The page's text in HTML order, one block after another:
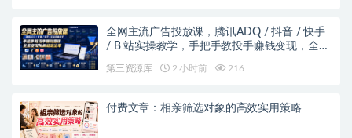
全网主流广告投放课，腾讯ADQ / 抖音 / 快手
/ B 站实操教学，手把手教投手赚钱变现，全套
第三资源库 2 小时前 216
付费文章：相亲筛选对象的高效实用策略